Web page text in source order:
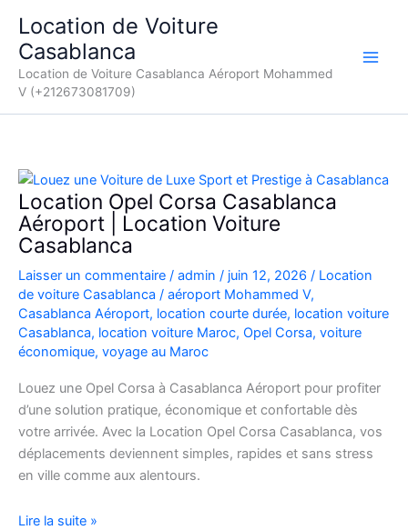
contenu
Location de Voiture
Casablanca
Location de Voiture Casablanca Aéroport Mohammed
V (+212673081709)
Location Opel Corsa Casablanca
Aéroport | Location Voiture
Casablanca
Laisser un commentaire / admin / juin 12, 2026 / Location
de voiture Casablanca / aéroport Mohammed V,
Casablanca Aéroport, location courte durée, location voiture
Casablanca, location voiture Maroc, Opel Corsa, voiture
économique, voyage au Maroc
Louez une Opel Corsa à Casablanca Aéroport pour profiter
d’une solution pratique, économique et confortable dès
votre arrivée. Avec la Location Opel Corsa Casablanca, vos
déplacements deviennent simples, rapides et sans stress
en ville comme aux alentours.
Location
Lire la suite »